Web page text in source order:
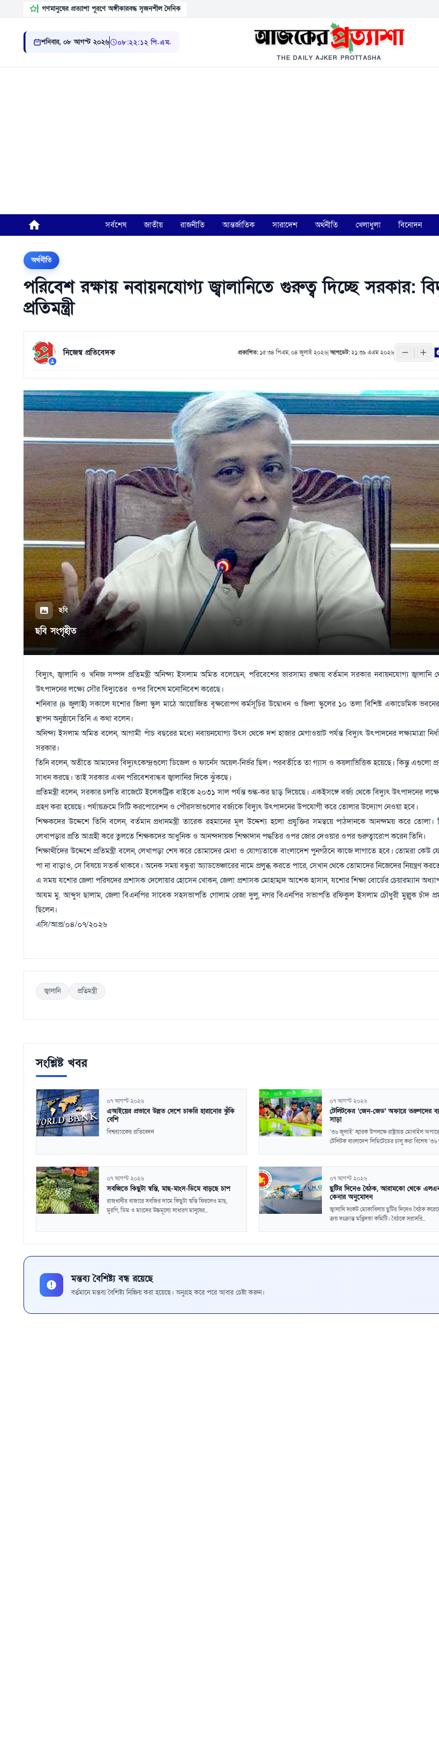
গণমানুষের প্রত্যাশা পূরণে অঙ্গীকারবদ্ধ সৃজনশীল দৈনিক
শনিবার, ০৮ আগস্ট ২০২৬ ০৮ ২২ ১৩ পি.এম.
THE DAILY AJKER PROTTASHA
সর্বশেষ জাতীয় রাজনীতি আন্তর্জাতিক সারাদেশ অর্থনীতি খেলাধুলা বিনোদন
অর্থনীতি
পরিবেশ রক্ষায় নবায়নযোগ্য জ্বালানিতে গুরুত্ব দিচ্ছে সরকার:
প্রতিমন্ত্রী
নিজেস্ব প্রতিবেদক প্রকাশিত: ১৫:৩৪ পিএম, ০৪ জুলাই ২০২৬|আপডেট:২১:৩৯ এএম ২০২৬
ছবি
ছবি সংগৃহীত
বিদ্যুৎ, জ্বালানি ও খনিজ সম্পদ প্রতিমন্ত্রী অনিন্দ্য ইসলাম অমিত বলেছেন, পরিবেশের ভারসাম্য রক্ষায় বর্তমান সরকার নবায়নযোগ্য জ্বালানি
উৎপাদনের লক্ষ্যে সৌর বিদ্যুতের ওপর বিশেষ মনোনিবেশ করেছে।
শনিবার (৪ জুলাই) সকালে যশোর জিলা স্কুল মাঠে আয়োজিত বৃক্ষরোপণ কর্মসূচির উদ্বোধন ও জিলা স্কুলের ১০ তলা বিশিষ্ট একাডেমিক ভবনের
স্থাপন অনুষ্ঠানে তিনি এ কথা বলেন।
অনিন্দ্য ইসলাম অমিত বলেন, আগামী পাঁচ বছরের মধ্যে নবায়নযোগ্য উৎস থেকে দশ হাজার মেগাওয়াট পর্যন্ত বিদ্যুৎ উৎপাদনের লক্ষ্যমাত্রা
সরকার।
তিনি বলেন, অতীতে আমাদের বিদ্যুৎকেন্দ্রগুলো ডিজেল ও ফার্নেস অয়েল-নির্ভর ছিল। পরবর্তীতে তা গ্যাস ও কয়লাভিত্তিক হয়েছে। কিন্তু এগুলো
সাধন করছে। তাই সরকার এখন পরিবেশবান্ধব জ্বালানির দিকে ঝুঁকছে।
প্রতিমন্ত্রী বলেন, সরকার চলতি বাজেটে ইলেকট্রিক বাইকে ২০৩১ সাল পর্যন্ত শুল্ক-কর ছাড় দিয়েছে। একইসঙ্গে বর্জ্য থেকে বিদ্যুৎ উৎপাদনের
গ্রহণ করা হয়েছে। পর্যায়ক্রমে সিটি করপোরেশন ও পৌরসভাগুলোর বর্জ্যকে বিদ্যুৎ উৎপাদনের উপযোগী করে তোলার উদ্যোগ নেওয়া হবে।
শিক্ষকদের উদ্দেশে তিনি বলেন, বর্তমান প্রধানমন্ত্রী তারেক রহমানের মূল উদ্দেশ্য হলো প্রযুক্তির সমন্বয়ে পাঠদানকে আনন্দময় করে তোলা।
লেখাপড়ার প্রতি আগ্রহী করে তুলতে শিক্ষকদের আধুনিক ও আনন্দদায়ক শিক্ষাদান পদ্ধতির ওপর জোর দেওয়ার ওপর গুরুত্বারোপ করেন তিনি।
শিক্ষার্থীদের উদ্দেশে প্রতিমন্ত্রী বলেন, লেখাপড়া শেষ করে তোমাদের মেধা ও যোগ্যতাকে বাংলাদেশ পুনর্গঠনে কাজে লাগাতে হবে। তোমরা কেউ
পা না বাড়াও, সে বিষয়ে সতর্ক থাকবে। অনেক সময় বন্ধুরা অ্যাডভেঞ্চারের নামে প্রলুব্ধ করতে পারে, সেখান থেকে তোমাদের নিজেদের নিয়ন্ত্রণ
এ সময় যশোর জেলা পরিষদের প্রশাসক দেলোয়ার হোসেন খোকন, জেলা প্রশাসক মোহাম্মদ আশেক হাসান, যশোর শিক্ষা বোর্ডের চেয়ারম্যান
আযম মু. আব্দুস ছালাম, জেলা বিএনপির সাবেক সহসভাপতি গোলাম রেজা দুলু, নগর বিএনপির সভাপতি রফিকুল ইসলাম চৌধুরী মুল্লুক চাঁদ
ছিলেন।
এসি/আপ্র/০৪/০৭/২০২৬
জ্বালানি প্রতিমন্ত্রী
সংশ্লিষ্ট খবর
০৭ আগস্ট ২০২৬
এআইয়ের প্রভাবে উন্নত দেশে চাকরি হারানোর ঝুঁকি
বেশি
বিশ্বব্যাংকের প্রতিবেদন
০৭ আগস্ট ২০২৬
টেলিটকের ‘জেন-জেড’ অফারে তরুণদের
সাড়া
‘৩৬ জুলাই’ স্মারক উপলক্ষে রাষ্ট্রায়ত্ত মোবাইল
টেলিটক বাংলাদেশ লিমিটেডের চালু করা বিশেষ
০৭ আগস্ট ২০২৬
সবজিতে কিছুটা স্বস্তি, মাছ-মাংস-ডিমে বাড়ছে চাপ
রাজধানীর বাজারে সবজির দামে কিছুটা স্বস্তি ফিরলেও মাছ,
মুরগি, ডিম ও মাংসের উচ্চমূল্যে সাধারণ মানুষের...
০৭ আগস্ট ২০২৬
ছুটির দিনেও বৈঠক, আরামকো থেকে
কেনার অনুমোদন
জ্বালানি সংকট মোকাবিলায় ছুটির দিনেও বৈঠক
ক্রয় সংক্রান্ত মন্ত্রিসভা কমিটি। বৈঠকে সরাসরি...
মন্তব্য বৈশিষ্ট্য বন্ধ রয়েছে
বর্তমানে মন্তব্য বৈশিষ্ট্য নিষ্ক্রিয় করা হয়েছে। অনুগ্রহ করে পরে আবার চেষ্টা করুন।